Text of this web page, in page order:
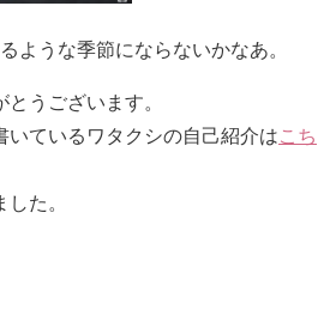
ような季節にならないかなあ。
うございます。
いているワタクシの自己紹介はこち
た。